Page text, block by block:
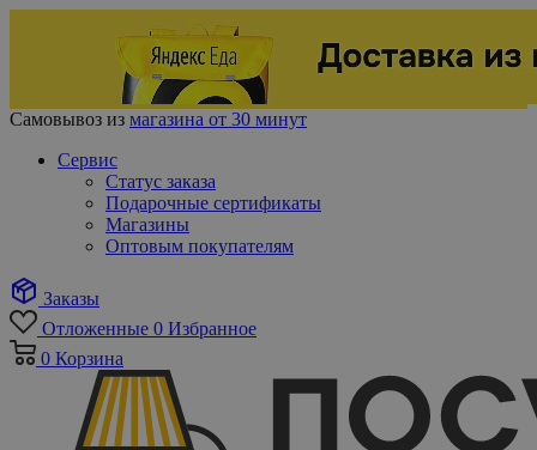
Самовывоз из магазина от 30 минут
Сервис
Статус заказа
Подарочные сертификаты
Магазины
Оптовым покупателям
Заказы
Отложенные 0 Избранное
0 Корзина